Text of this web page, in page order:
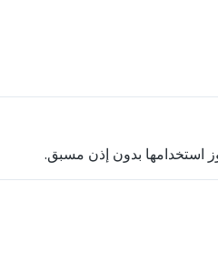
استخدامها بدون إذن مسبق.